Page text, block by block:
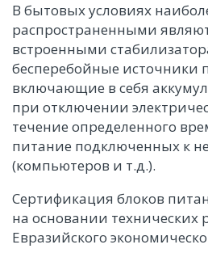
В бытовых условиях
распространенными
встроенными
бесперебойные источники
включающие в себя
при отключении
течение определенного
питание подключенных к
(компьютеров и т.д.).
Сертификация блоков
на основании технических
Евразийского